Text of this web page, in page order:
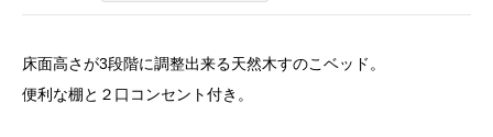
床面高さが3段階に調整出来る天然木すのこベッド。
便利な棚と２口コンセント付き。